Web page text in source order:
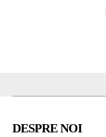
DESPRE NOI